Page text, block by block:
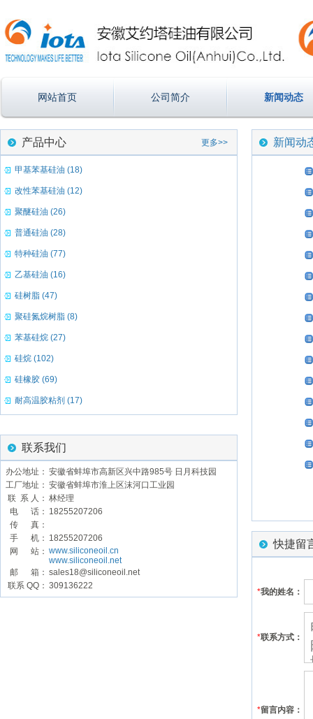
网站首页 公司简介 新闻动态
产品中心 更多>>
甲基苯基硅油 (18)
改性苯基硅油 (12)
聚醚硅油 (26)
普通硅油 (28)
特种硅油 (77)
乙基硅油 (16)
硅树脂 (47)
聚硅氮烷树脂 (8)
苯基硅烷 (27)
硅烷 (102)
硅橡胶 (69)
耐高温胶粘剂 (17)
联系我们
办公地址： 安徽省蚌埠市高新区兴中路985号 日月科技园
工厂地址： 安徽省蚌埠市淮上区沫河口工业园
联 系 人： 林经理
电 话： 18255207206
传 真：
手 机： 18255207206
网 站： www.siliconeoil.cn
www.siliconeoil.net
邮 箱： sales18@siliconeoil.net
联系 QQ： 309136222
新闻动
快捷留
*我的姓名：
*联系方式：
*留言内容：